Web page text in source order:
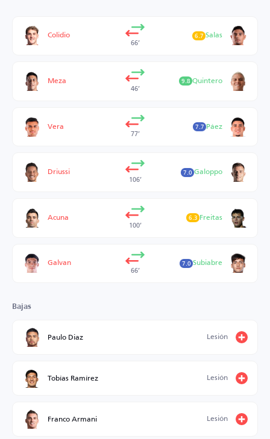
Colidio
66’
Salas
6.7
Meza
46’
Quintero
9.8
Vera
77’
Páez
7.7
Driussi
106’
Galoppo
7.0
Acuna
100’
Freitas
6.3
Galvan
66’
Subiabre
7.0
Bajas
Paulo Diaz Lesión
Tobías Ramírez Lesión
Franco Armani Lesión